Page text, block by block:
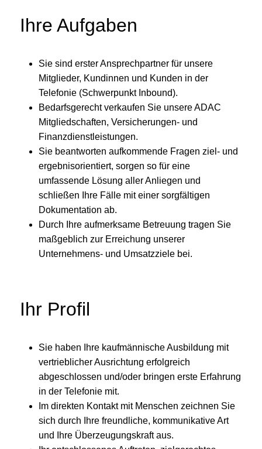
Ihre Aufgaben
Sie sind erster Ansprechpartner für unsere
Mitglieder, Kundinnen und Kunden in der
Telefonie (Schwerpunkt Inbound).
Bedarfsgerecht verkaufen Sie unsere ADAC
Mitgliedschaften, Versicherungen- und
Finanzdienstleistungen.
Sie beantworten aufkommende Fragen ziel- und
ergebnisorientiert, sorgen so für eine
umfassende Lösung aller Anliegen und
schließen Ihre Fälle mit einer sorgfältigen
Dokumentation ab.
Durch Ihre aufmerksame Betreuung tragen Sie
maßgeblich zur Erreichung unserer
Unternehmens- und Umsatzziele bei.
Ihr Profil
Sie haben Ihre kaufmännische Ausbildung mit
vertrieblicher Ausrichtung erfolgreich
abgeschlossen und/oder bringen erste Erfahrung
in der Telefonie mit.
Im direkten Kontakt mit Menschen zeichnen Sie
sich durch Ihre freundliche, kommunikative Art
und Ihre Überzeugungskraft aus.